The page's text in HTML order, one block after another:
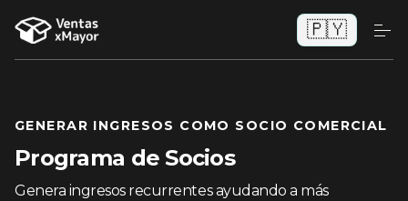
🇵🇾
GENERAR INGRESOS COMO SOCIO COMERCIAL
Programa de Socios
Genera ingresos recurrentes ayudando a más